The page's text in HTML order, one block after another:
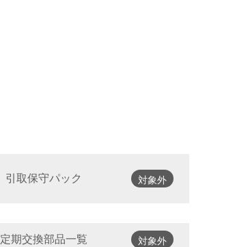
引取保守パック 対象外
定期交換部品一覧 対象外